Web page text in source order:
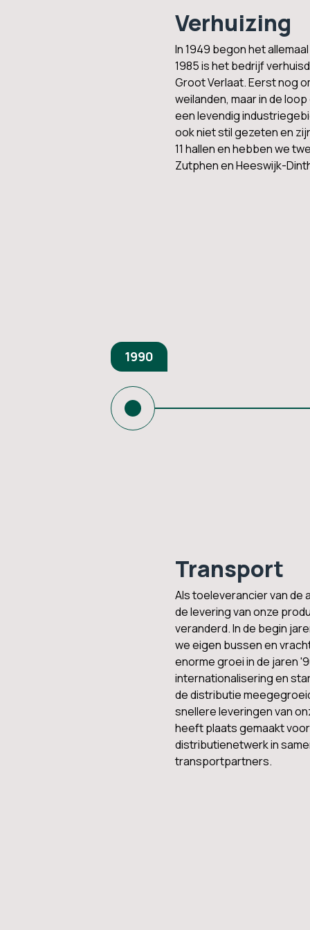
Verhuizing
In 1949 begon het
1985 is het bedrijf
Groot Verlaat. Eerst nog
weilanden, maar in de
een levendig
ook niet stil gezeten en
11 hallen en hebben we
Zutphen en Heeswijk-
1990
Transport
Als toeleverancier van
de levering van onze
veranderd. In de begin
we eigen bussen en
enorme groei in de jaren
internationalisering en
de distributie
snellere leveringen van
heeft plaats gemaakt
distributienetwerk in
transportpartners.